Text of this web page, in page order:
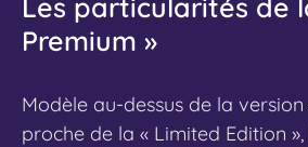
Les particularités de
Premium »
Modèle au-dessus de la version
proche de la « Limited Edition